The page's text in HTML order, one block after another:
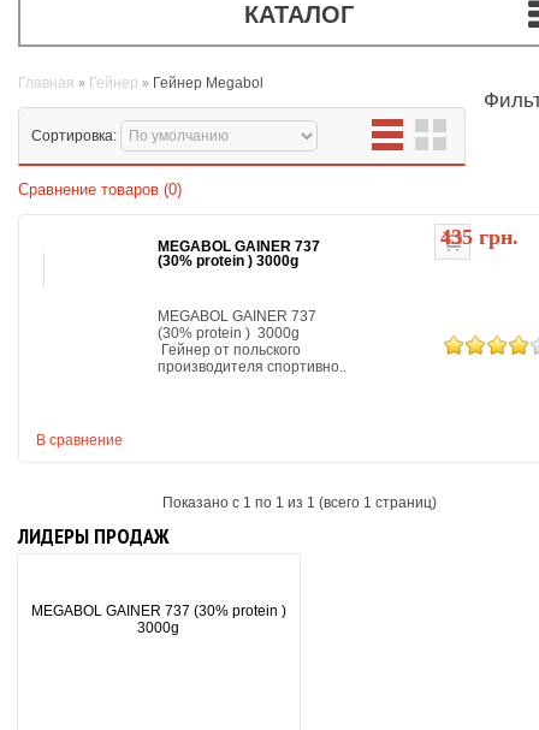
КАТАЛОГ
Главная Гейнер Гейнер Megabol
Сортировка:
Сравнение товаров (0)
435 грн.
В сравнение
MEGABOL GAINER 737
(30% protein ) 3000g
MEGABOL GAINER 737
(30% protein ) 3000g
Гейнер от польского
производителя спортивно..
Показано с 1 по 1 из 1 (всего 1 страниц)
ЛИДЕРЫ ПРОДАЖ
MEGABOL GAINER 737 (30% protein )
3000g